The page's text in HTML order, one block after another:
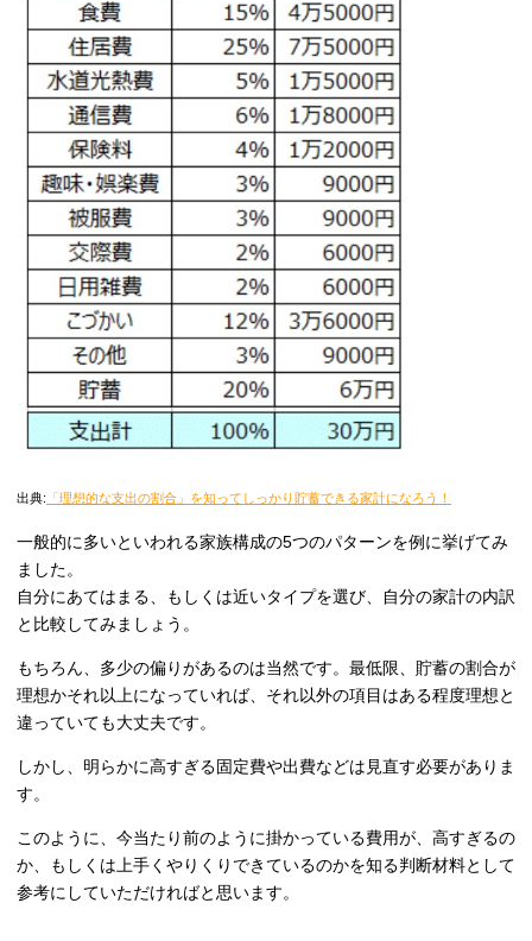
出典: 「理想的な支出の割合」を知ってしっかり貯蓄できる家計になろう！
一般的に多いといわれる家族構成の5つのパターンを例に挙げてみ
ました。
自分にあてはまる、もしくは近いタイプを選び、自分の家計の内訳
と比較してみましょう。
もちろん、多少の偏りがあるのは当然です。最低限、貯蓄の割合が
理想かそれ以上になっていれば、それ以外の項目はある程度理想と
違っていても大丈夫です。
しかし、明らかに高すぎる固定費や出費などは見直す必要がありま
す。
このように、今当たり前のように掛かっている費用が、高すぎるの
か、もしくは上手くやりくりできているのかを知る判断材料として
参考にしていただければと思います。